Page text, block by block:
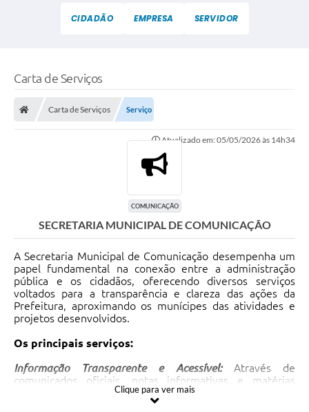
CIDADÃO EMPRESA SERVIDOR
Carta de Serviços
Carta de Serviços Serviço
Atualizado em: 05/05/2026 às 14h34
COMUNICAÇÃO
SECRETARIA MUNICIPAL DE COMUNICAÇÃO
A Secretaria Municipal de Comunicação desempenha um
papel fundamental na conexão entre a administração
pública e os cidadãos, oferecendo diversos serviços
voltados para a transparência e clareza das ações da
Prefeitura, aproximando os munícipes das atividades e
projetos desenvolvidos.
Os principais serviços:
Informação Transparente e Acessível:Através de
comunicados oficiais, notas informativas e matérias
publicadas nos canais digitais da Prefeitura, a Diretoria
garante que a população tenha acesso às informações
Clique para ver mais